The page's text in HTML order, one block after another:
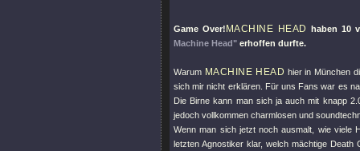
Game Over! MACHINE HEAD haben 10
Machine Head" erhoffen durfte.
Warum MACHINE HEAD hier in München
sich mir nicht erklären. Für uns Fans war es
Die Birne kann man sich ja auch mit knapp
jedoch vollkommen charmlosen und
Wenn man sich jetzt noch ausmalt, wie viele
letzten Agnostiker klar, welch mächtige